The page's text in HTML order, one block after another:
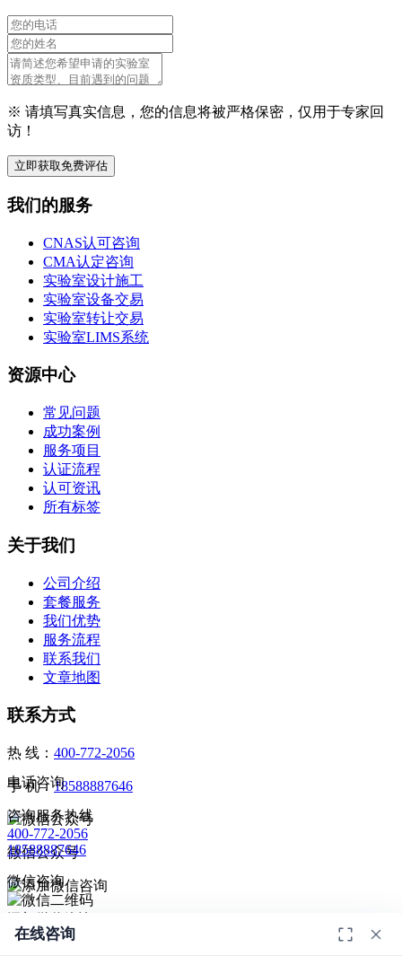
※ 请填写真实信息，您的信息将被严格保密，仅用于专家回
访！
立即获取免费评估
我们的服务
CNAS认可咨询
CMA认定咨询
实验室设计施工
实验室设备交易
实验室转让交易
实验室LIMS系统
资源中心
常见问题
成功案例
服务项目
认证流程
认可资讯
所有标签
关于我们
公司介绍
套餐服务
我们优势
服务流程
联系我们
文章地图
联系方式
热 线： 400-772-2056
手 机：18588887646
微信公众号
© 2026深圳市德恺检测有限公司版权所有 -宣传册|粤ICP备
电话咨询
咨询服务热线
400-772-2056
18588887646
微信咨询
扫码添加微信咨询
在线咨询